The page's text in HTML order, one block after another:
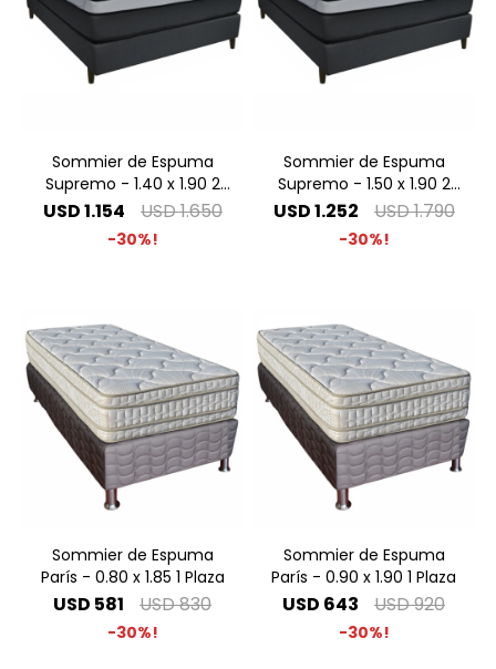
Sommier de Espuma
Supremo - 1.40 x 1.90 2
Plazas
USD1.154 USD1.650
30
Sommier de Espuma
Supremo - 1.50 x 1.90 2
Plazas Especial
USD1.252 USD1.790
30
Sommier de Espuma
París - 0.80 x 1.85 1 Plaza
USD 581 USD830
30
Sommier de Espuma
París - 0.90 x 1.90 1 Plaza
USD 643 USD920
30